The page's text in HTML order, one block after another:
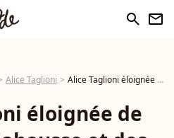
search newsletter
Alice Taglioni Alice Taglioni éloignée de Laurent Delahousse et des enfants : l'actrice sublime pour un festival très particulier
éloignée de